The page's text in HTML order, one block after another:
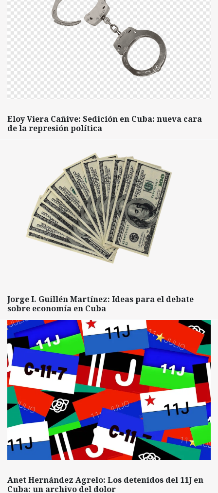
Eloy Viera Cañive: Sedición en Cuba: nueva cara
de la represión política
Jorge I. Guillén Martínez: Ideas para el debate
sobre economía en Cuba
Anet Hernández Agrelo: Los detenidos del 11J en
Cuba: un archivo del dolor